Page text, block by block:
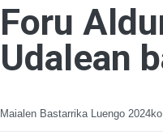
Foru
Udalean
Maialen Bastarrika Luengo